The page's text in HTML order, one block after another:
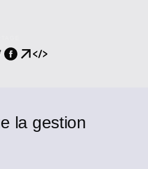
la gestion